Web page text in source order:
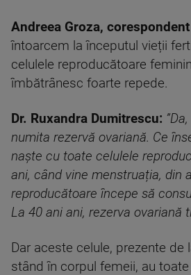
Andreea Groza,
întoarcem la începutul vieții
celulele reproducătoare
îmbătrânesc foarte repede.
Dr. Ruxandra Dumitrescu:
numita rezervă ovariană. Ce
naște cu toate celulele
ani, când vine menstruația, din
reproducătoare începe să
La 40 ani ani, rezerva ovariană
Dar aceste celule, prezente de
stând în corpul femeii, au